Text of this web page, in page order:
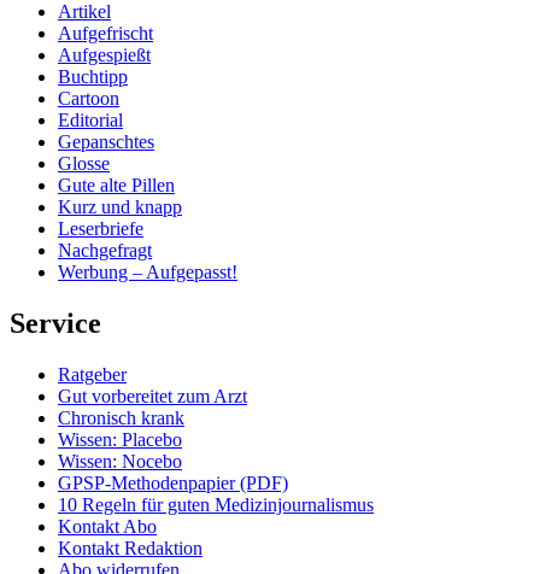
Artikel
Aufgefrischt
Aufgespießt
Buchtipp
Cartoon
Editorial
Gepanschtes
Glosse
Gute alte Pillen
Kurz und knapp
Leserbriefe
Nachgefragt
Werbung – Aufgepasst!
Service
Ratgeber
Gut vorbereitet zum Arzt
Chronisch krank
Wissen: Placebo
Wissen: Nocebo
GPSP-Methodenpapier (PDF)
10 Regeln für guten Medizinjournalismus
Kontakt Abo
Kontakt Redaktion
Abo widerrufen